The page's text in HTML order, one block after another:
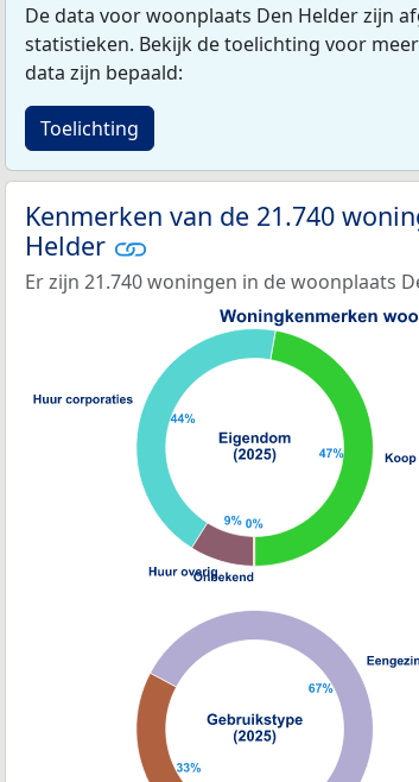
De data voor woonplaats Den Helder zijn
statistieken. Bekijk de toelichting voor
data zijn bepaald:
Toelichting
Kenmerken van de 21.740
Helder
Er zijn 21.740 woningen in de woonplaats